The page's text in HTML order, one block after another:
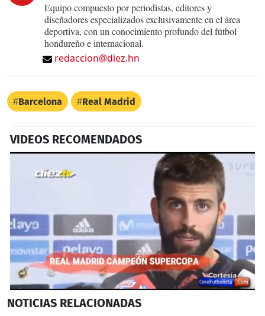
Equipo compuesto por periodistas, editores y
diseñadores especializados exclusivamente en el área
deportiva, con un conocimiento profundo del fútbol
hondureño e internacional.
redaccion@diez.hn
Barcelona Real Madrid
VIDEOS RECOMENDADOS
seconds
NOTICIAS RELACIONADAS